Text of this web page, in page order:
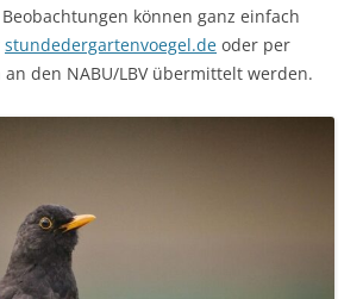
Beobachtungen können ganz einfach
stundedergartenvoegel.de oder per
an den NABU/LBV übermittelt werden.